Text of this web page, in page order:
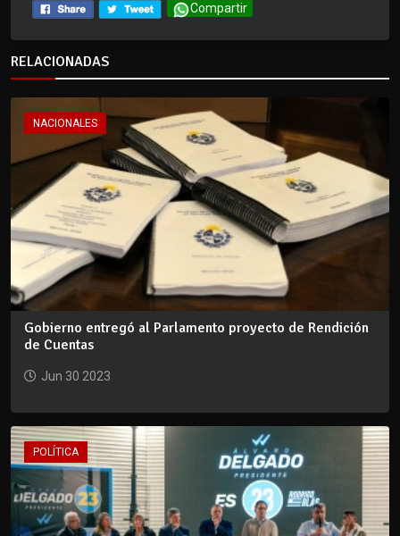
Compartir
RELACIONADAS
NACIONALES
Gobierno entregó al Parlamento proyecto de Rendición
de Cuentas
Jun 30 2023
POLÍTICA